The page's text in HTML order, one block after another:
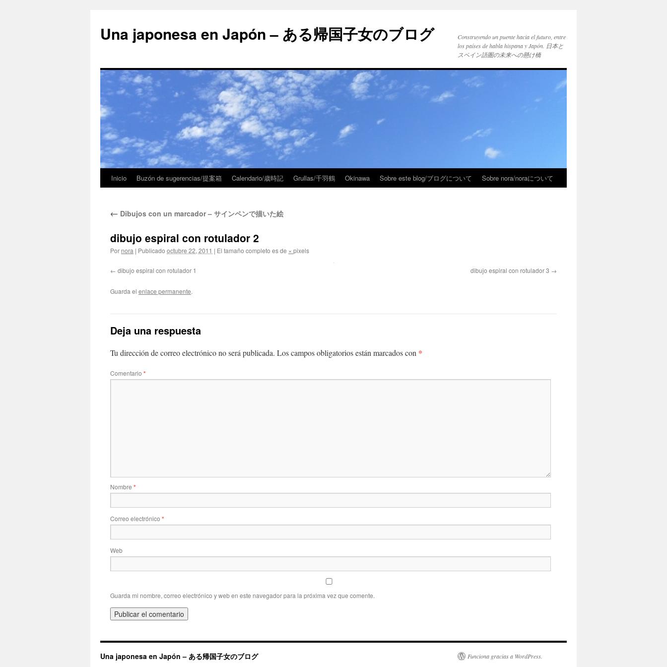
Una japonesa en Japón – ある帰国子女のブログ
Construyendo un puente hacia el futuro, entre
los países de habla hispana y Japón. 日本と
スペイン語圏の未来への懸け橋
Inicio Buzón de sugerencias/提案箱 Calendario/歳時記 Grullas/千羽鶴 Okinawa Sobre este blog/ブログについて Sobre nora/noraについて
← Dibujos con un marcador – サインペンで描いた絵
dibujo espiral con rotulador 2
Por nora | Publicado octubre 22, 2011 | El tamaño completo es de × pixels
dibujo espiral con rotulador 1 dibujo espiral con rotulador 3
Guarda el enlace permanente.
Deja una respuesta
Tu dirección de correo electrónico no será publicada. Los campos obligatorios están marcados con *
Comentario *
Nombre *
Correo electrónico *
Web
Guarda mi nombre, correo electrónico y web en este navegador para la próxima vez que comente.
Una japonesa en Japón – ある帰国子女のブログ Funciona gracias a WordPress.